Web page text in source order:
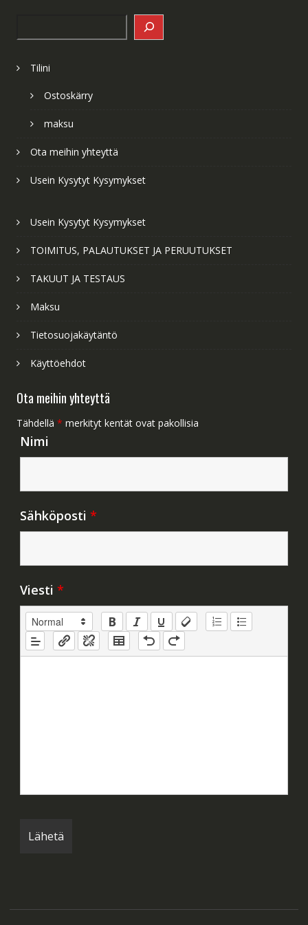
Tilini
Ostoskärry
maksu
Ota meihin yhteyttä
Usein Kysytyt Kysymykset
Usein Kysytyt Kysymykset
TOIMITUS, PALAUTUKSET JA PERUUTUKSET
TAKUUT JA TESTAUS
Maksu
Tietosuojakäytäntö
Käyttöehdot
Ota meihin yhteyttä
Tähdellä * merkityt kentät ovat pakollisia
Nimi
Sähköposti *
Viesti *